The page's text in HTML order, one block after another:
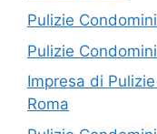
Pulizie
Pulizie
Impresa di
Roma